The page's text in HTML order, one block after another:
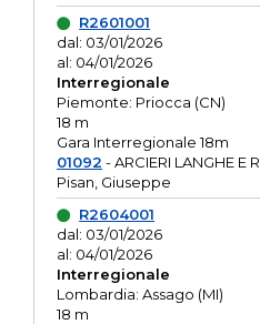
R2601001
dal: 03/01/2026
al: 04/01/2026
Interregionale
Piemonte: Priocca (CN)
18 m
Gara Interregionale 18m
01092 - ARCIERI LANGHE E
Pisan, Giuseppe
R2604001
dal: 03/01/2026
al: 04/01/2026
Interregionale
Lombardia: Assago (MI)
18 m